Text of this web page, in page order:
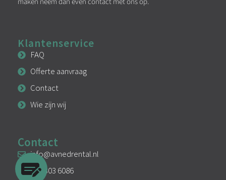
Klantenservice
FAQ
Offerte aanvraag
Contact
Wie zijn wij
Contact
info@avnedrental.nl
033 303 6086